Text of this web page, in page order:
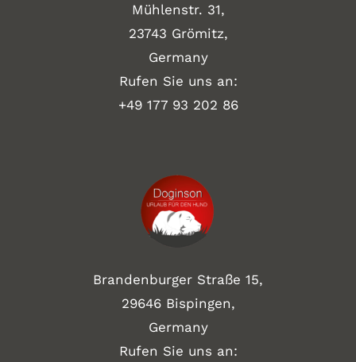
Mühlenstr. 31,
23743 Grömitz,
Germany
Rufen Sie uns an:
+49 177 93 202 86
Brandenburger Straße 15,
29646 Bispingen,
Germany
Rufen Sie uns an: